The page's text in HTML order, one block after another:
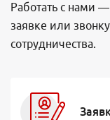
Работать с нами
заявке или
сотрудничества.